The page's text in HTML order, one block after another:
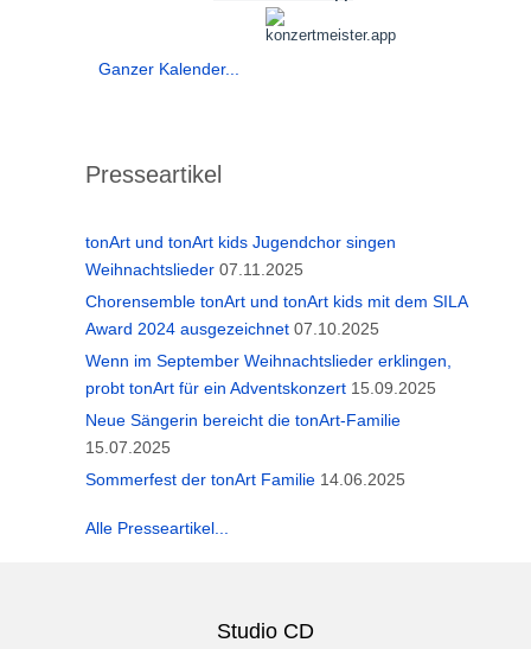
Ganzer Kalender...
Presseartikel
tonArt und tonArt kids Jugendchor singen
Weihnachtslieder 07.11.2025
Chorensemble tonArt und tonArt kids mit dem SILA
Award 2024 ausgezeichnet 07.10.2025
Wenn im September Weihnachtslieder erklingen,
probt tonArt für ein Adventskonzert 15.09.2025
Neue Sängerin bereicht die tonArt-Familie
15.07.2025
Sommerfest der tonArt Familie 14.06.2025
Alle Presseartikel...
Studio CD